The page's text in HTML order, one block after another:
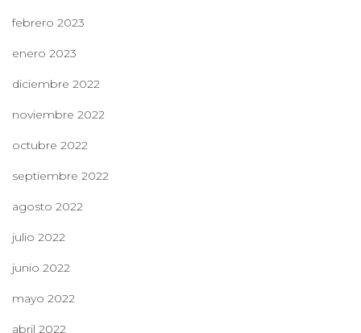
febrero 2023
enero 2023
diciembre 2022
noviembre 2022
octubre 2022
septiembre 2022
agosto 2022
julio 2022
junio 2022
mayo 2022
abril 2022